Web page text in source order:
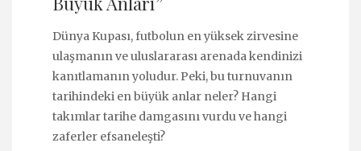
Dünya Kupası, futbolun en yüksek zirvesine
ulaşmanın ve uluslararası arenada kendinizi
kanıtlamanın yoludur. Peki, bu turnuvanın
tarihindeki en büyük anlar neler? Hangi
takımlar tarihe damgasını vurdu ve hangi
zaferler efsaneleşti?